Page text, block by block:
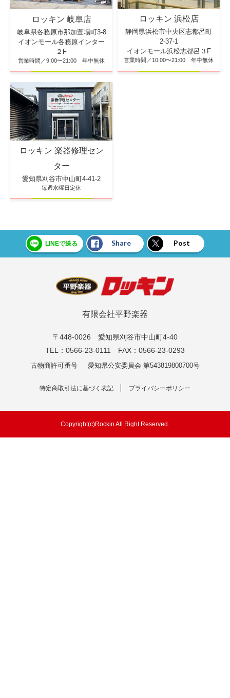
ロッキン 岐阜店
岐阜県各務原市那加萱場町3-8
イオンモール各務原インター
２F
営業時間／9:00〜21:00 年中無休
ロッキン 浜松店
静岡県浜松市中央区志都呂町
2-37-1
イオンモール浜松志都呂３F
営業時間／10:00〜21:00 年中無休
ロッキン 楽器修理セン
ター
愛知県刈谷市中山町4-41-2
毎週水曜日定休
LINEで送る Share Post
有限会社平野楽器
〒448-0026 愛知県刈谷市中山町4-40
TEL：0566-23-0111 FAX：0566-23-0293
古物商許可番号 愛知県公安委員会 第543819800700号
特定商取引法に基づく表記 プライバシーポリシー
Copyright(c)Rockin All Right Reserved.